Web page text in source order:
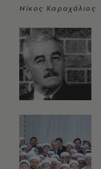
Νίκος Καραχάλιος